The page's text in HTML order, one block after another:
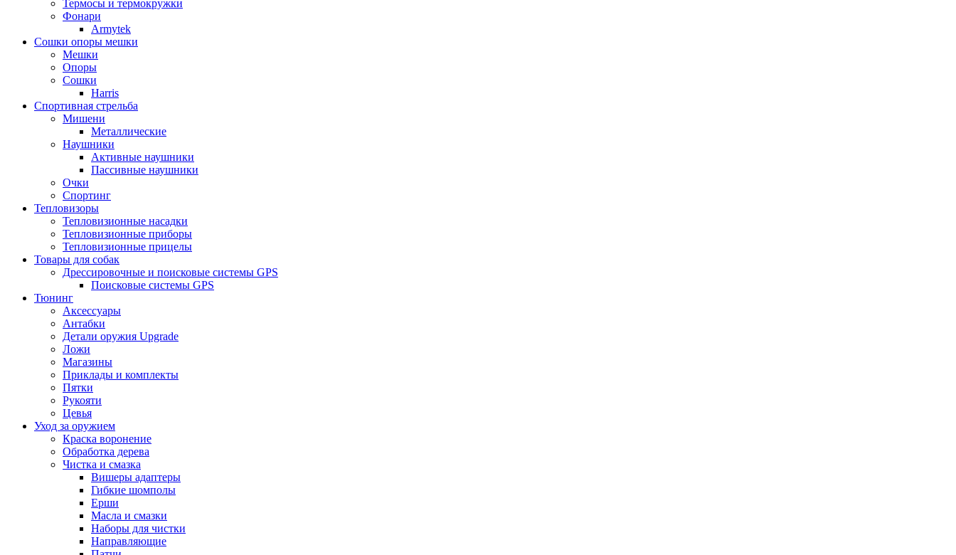
Термосы и термокружки
Фонари
Armytek
Сошки опоры мешки
Мешки
Опоры
Сошки
Harris
Спортивная стрельба
Мишени
Металлические
Наушники
Активные наушники
Пассивные наушники
Очки
Спортинг
Тепловизоры
Тепловизионные насадки
Тепловизионные приборы
Тепловизионные прицелы
Товары для собак
Дрессировочные и поисковые системы GPS
Поисковые системы GPS
Тюнинг
Аксессуары
Антабки
Детали оружия Upgrade
Ложи
Магазины
Приклады и комплекты
Пятки
Рукояти
Цевья
Уход за оружием
Краска воронение
Обработка дерева
Чистка и смазка
Вишеры адаптеры
Гибкие шомполы
Ерши
Масла и смазки
Наборы для чистки
Направляющие